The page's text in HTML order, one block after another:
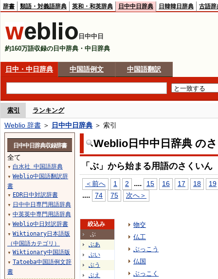
辞書 類語・対義語辞典 英和・和英辞典 日中中日辞典 日韓韓日辞典 古語辞
日中中日
約160万語収録の日中辞典・中日辞典
日中・中日辞典 中国語例文 中国語翻訳
索引 ランキング
Weblio 辞書 ＞ 日中中日辞典 ＞ 索引
Weblio日中中日辞典 の
「ぶ」から始まる用語のさくいん
＜前へ 1 2 .... 15 16 17 18 19
.... 74 75 次へ＞
絞込み
ぶ
ぶあ
ぶい
ぶう
ぶえ
物交
仏工
ぶっこう
仏国
ぶっこく
日中中日辞典収録辞書
全て
▼ 白水社 中国語辞典
▼ Weblio中国語翻訳辞
書
▼ EDR日中対訳辞書
▼ 日中中日専門用語辞典
▼ 中英英中専門用語辞典
▼ Weblio中日対訳辞書
▼ Wiktionary日本語版
（中国語カテゴリ）
▼ Wiktionary中国語版
▼ Tatoeba中国語例文辞
書